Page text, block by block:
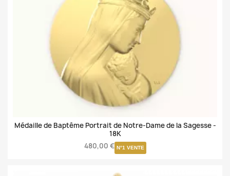
Médaille de Baptême Portrait de Notre-Dame de la Sagesse -
18K
480,00 € N°1 VENTE